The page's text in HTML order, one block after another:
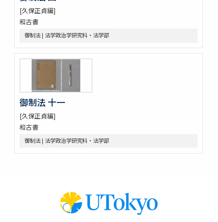
御勝手方御定書并伺之上被仰渡候書付
佐野堀田家関係史料
堀田家記録
堀田家記録 公私緊要
佐野年寄分限帳
大成有司心得
武蔵国下奈良村吉田市右衛門家文書
利根川用水書類
吉田家雑書類
吉田家江戸町書類
近世法制史料
科條類典本文
[久保正貞編]
和古書
御制法 | 法学政治学研究科・法学部
御制法 十一
[久保正貞編]
和古書
御制法 | 法学政治学研究科・法学部